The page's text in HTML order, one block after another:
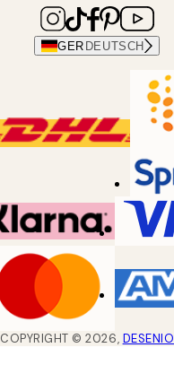
GER DEUTSCH
COPYRIGHT ©2026, DESENIO